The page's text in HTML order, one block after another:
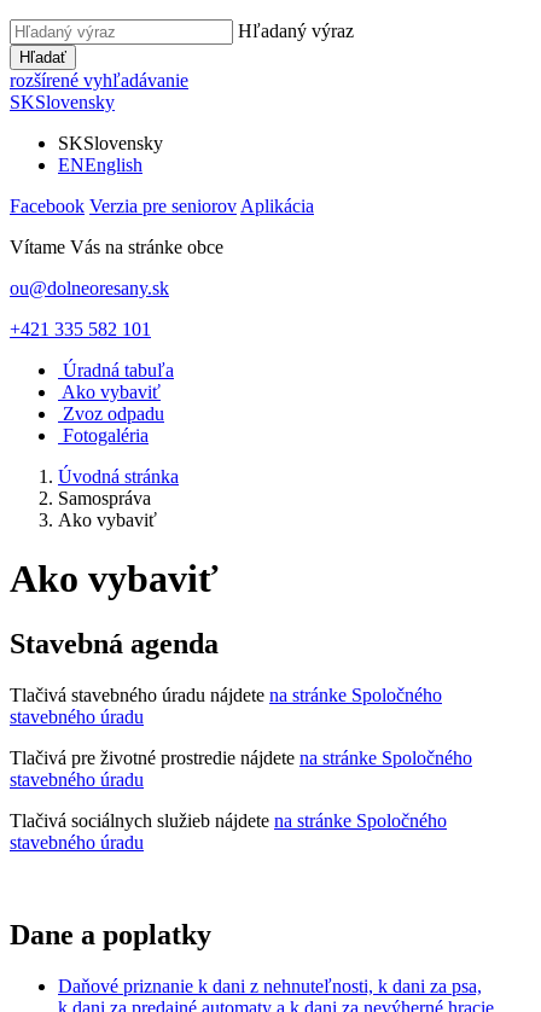
Hľadaný výraz
Hľadať
rozšírené vyhľadávanie
SKSlovensky
SKSlovensky
ENEnglish
Facebook Verzia pre seniorov Aplikácia
Vítame Vás na stránke obce
ou@dolneoresany.sk
+421 335 582 101
Úradná tabuľa
Ako vybaviť
Zvoz odpadu
Fotogaléria
Úvodná stránka
Samospráva
Ako vybaviť
Ako vybaviť
Stavebná agenda
Tlačivá stavebného úradu nájdete na stránke Spoločného
stavebného úradu
Tlačivá pre životné prostredie nájdete na stránke Spoločného
stavebného úradu
Tlačivá sociálnych služieb nájdete na stránke Spoločného
stavebného úradu
Dane a poplatky
Daňové priznanie k dani z nehnuteľnosti, k dani za psa,
k dani za predajné automaty a k dani za nevýherné hracie